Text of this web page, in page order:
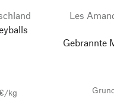
kg
Les
Gebrannte